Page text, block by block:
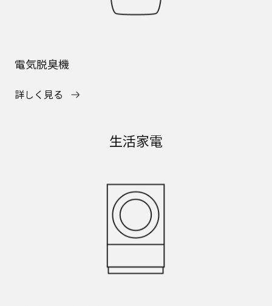
電気脱臭機
詳しく見る
生活家電